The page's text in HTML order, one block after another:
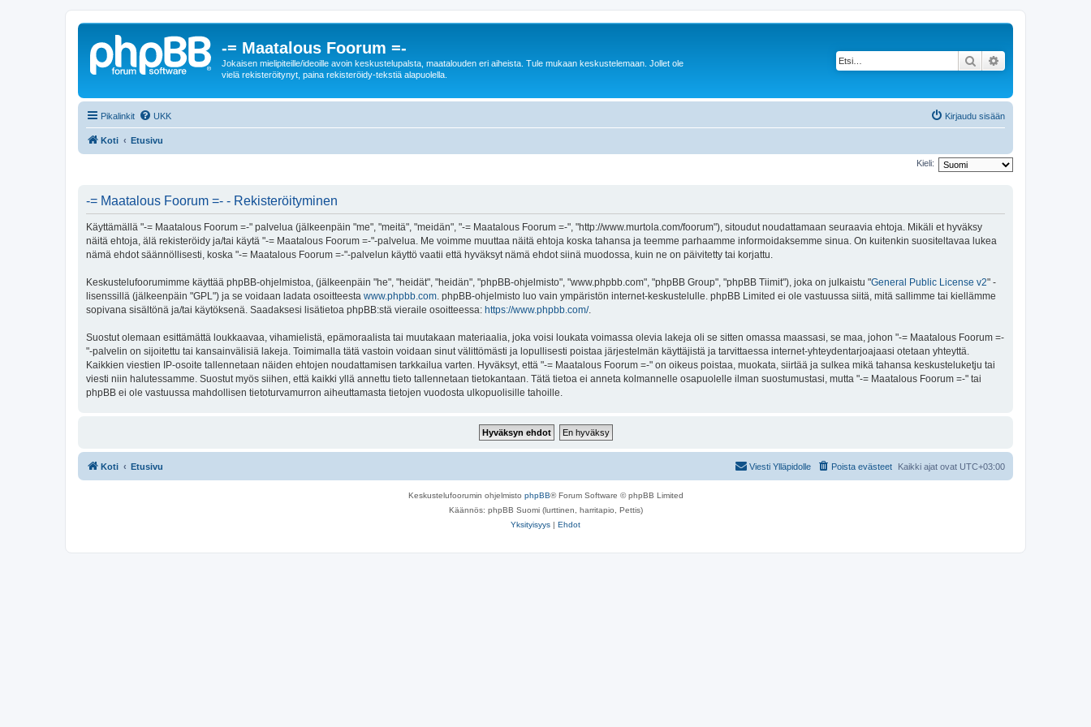
-= Maatalous Foorum =-
Jokaisen mielipiteille/ideoille avoin keskustelupalsta, maatalouden eri aiheista. Tule mukaan keskustelemaan. Jollet ole
vielä rekisteröitynyt, paina rekisteröidy-tekstiä alapuolella.
Etsi
Pikalinkit UKK Kirjaudu sisään
Koti Etusivu
Kieli:
-= Maatalous Foorum =- - Rekisteröityminen
Käyttämällä "-= Maatalous Foorum =-" palvelua (jälkeenpäin "me", "meitä", "meidän", "-= Maatalous Foorum =-", "http://www.murtola.com/foorum"), sitoudut noudattamaan seuraavia ehtoja. Mikäli et hyväksy
näitä ehtoja, älä rekisteröidy ja/tai käytä "-= Maatalous Foorum =-"-palvelua. Me voimme muuttaa näitä ehtoja koska tahansa ja teemme parhaamme informoidaksemme sinua. On kuitenkin suositeltavaa lukea
nämä ehdot säännöllisesti, koska "-= Maatalous Foorum =-"-palvelun käyttö vaatii että hyväksyt nämä ehdot siinä muodossa, kuin ne on päivitetty tai korjattu.
Keskustelufoorumimme käyttää phpBB-ohjelmistoa, (jälkeenpäin "he", "heidät", "heidän", "phpBB-ohjelmisto", "www.phpbb.com", "phpBB Group", "phpBB Tiimit"), joka on julkaistu "General Public License v2" -
lisenssillä (jälkeenpäin "GPL") ja se voidaan ladata osoitteesta www.phpbb.com. phpBB-ohjelmisto luo vain ympäristön internet-keskustelulle. phpBB Limited ei ole vastuussa siitä, mitä sallimme tai kiellämme
sopivana sisältönä ja/tai käytöksenä. Saadaksesi lisätietoa phpBB:stä vieraile osoitteessa: https://www.phpbb.com/.
Suostut olemaan esittämättä loukkaavaa, vihamielistä, epämoraalista tai muutakaan materiaalia, joka voisi loukata voimassa olevia lakeja oli se sitten omassa maassasi, se maa, johon "-= Maatalous Foorum =-
"-palvelin on sijoitettu tai kansainvälisiä lakeja. Toimimalla tätä vastoin voidaan sinut välittömästi ja lopullisesti poistaa järjestelmän käyttäjistä ja tarvittaessa internet-yhteydentarjoajaasi otetaan yhteyttä.
Kaikkien viestien IP-osoite tallennetaan näiden ehtojen noudattamisen tarkkailua varten. Hyväksyt, että "-= Maatalous Foorum =-" on oikeus poistaa, muokata, siirtää ja sulkea mikä tahansa keskusteluketju tai
viesti niin halutessamme. Suostut myös siihen, että kaikki yllä annettu tieto tallennetaan tietokantaan. Tätä tietoa ei anneta kolmannelle osapuolelle ilman suostumustasi, mutta "-= Maatalous Foorum =-" tai
phpBB ei ole vastuussa mahdollisen tietoturvamurron aiheuttamasta tietojen vuodosta ulkopuolisille tahoille.
Koti Etusivu Kaikki ajat ovat UTC+03:00
Poista evästeet
Viesti Ylläpidolle
Keskustelufoorumin ohjelmisto phpBB® Forum Software © phpBB Limited
Käännös: phpBB Suomi (lurttinen, harritapio, Pettis)
Yksityisyys | Ehdot